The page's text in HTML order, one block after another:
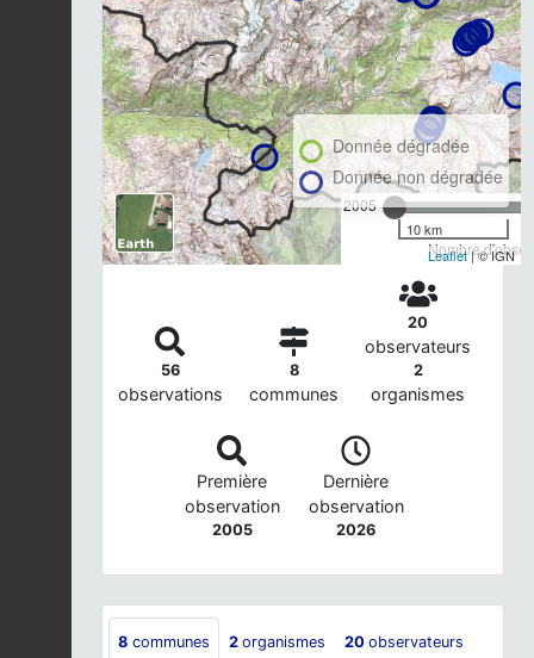
2005
Nombre
Donnée dégradée
Donnée non dégradée
10 km
Leaflet| © IGN
56
observations
8
communes
20
observateurs
2
organismes
Première
observation
2005
Dernière
observation
2026
8 communes 2 organismes 20 observateurs